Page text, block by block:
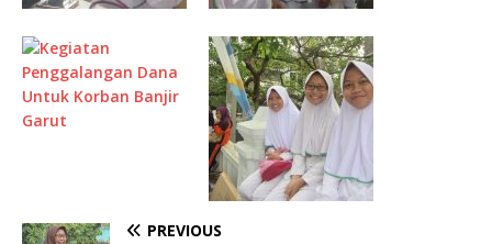
PREVIOUS